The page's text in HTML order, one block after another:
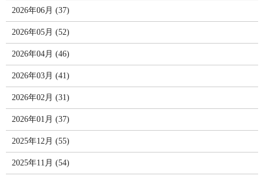
2026年06月 (37)
2026年05月 (52)
2026年04月 (46)
2026年03月 (41)
2026年02月 (31)
2026年01月 (37)
2025年12月 (55)
2025年11月 (54)